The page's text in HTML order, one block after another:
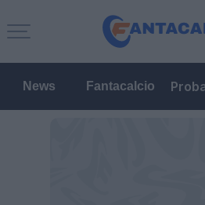
News Fantacalcio